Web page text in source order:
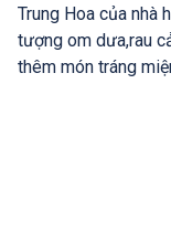
Trung Hoa của nhà
tượng om dưa,rau
thêm món tráng